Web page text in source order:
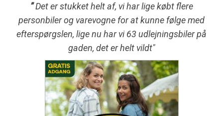
”Det er stukket helt af, vi har lige købt flere
personbiler og varevogne for at kunne følge med
efterspørgslen, lige nu har vi 63 udlejningsbiler på
gaden, det er helt vildt"